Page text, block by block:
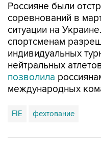
Россияне были
соревнований в
ситуации на
спортсменам
индивидуальных
нейтральных
позволила
международных
FIE фехтование